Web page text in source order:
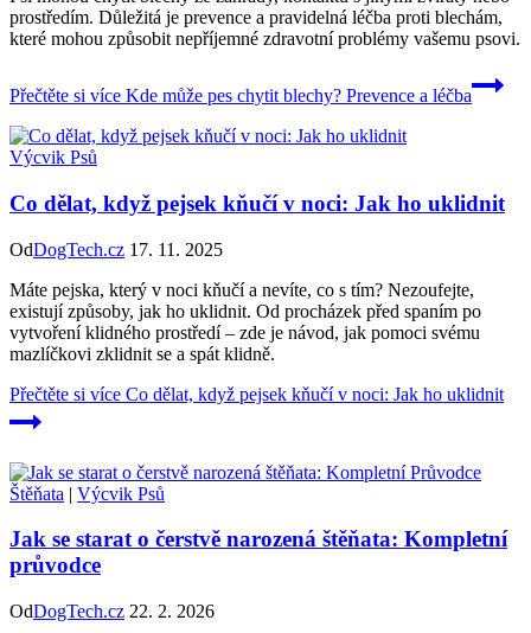
prostředím. Důležitá je prevence a pravidelná léčba proti blechám,
které mohou způsobit nepříjemné zdravotní problémy vašemu psovi.
Přečtěte si více Kde může pes chytit blechy? Prevence a léčba
Výcvik Psů
Co dělat, když pejsek kňučí v noci: Jak ho uklidnit
OdDogTech.cz 17. 11. 2025
Máte pejska, který v noci kňučí a nevíte, co s tím? Nezoufejte,
existují způsoby, jak ho uklidnit. Od procházek před spaním po
vytvoření klidného prostředí – zde je návod, jak pomoci svému
mazlíčkovi zklidnit se a spát klidně.
Přečtěte si více Co dělat, když pejsek kňučí v noci: Jak ho uklidnit
Štěňata | Výcvik Psů
Jak se starat o čerstvě narozená štěňata: Kompletní
průvodce
OdDogTech.cz 22. 2. 2026